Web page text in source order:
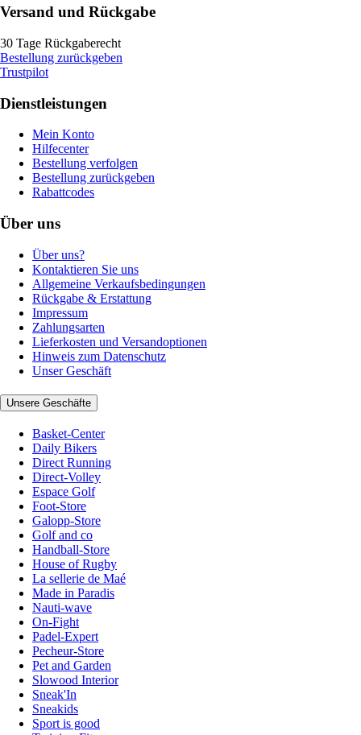
Versand und Rückgabe
30 Tage Rückgaberecht
Bestellung zurückgeben
Trustpilot
Dienstleistungen
Mein Konto
Hilfecenter
Bestellung verfolgen
Bestellung zurückgeben
Rabattcodes
Über uns
Über uns?
Kontaktieren Sie uns
Allgemeine Verkaufsbedingungen
Rückgabe & Erstattung
Impressum
Zahlungsarten
Lieferkosten und Versandoptionen
Hinweis zum Datenschutz
Unser Geschäft
Unsere Geschäfte
Basket-Center
Daily Bikers
Direct Running
Direct-Volley
Espace Golf
Foot-Store
Galopp-Store
Golf and co
Handball-Store
House of Rugby
La sellerie de Maé
Made in Paradis
Nauti-wave
On-Fight
Padel-Expert
Pecheur-Store
Pet and Garden
Slowood Interior
Sneak'In
Sneakids
Sport is good